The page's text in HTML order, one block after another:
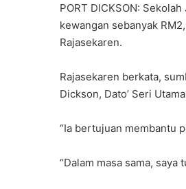
PORT DICKSON:
kewangan sebanyak
Rajasekaren.
Rajasekaren berkata,
Dickson, Dato’ Seri
“Ia bertujuan membantu
“Dalam masa sama,